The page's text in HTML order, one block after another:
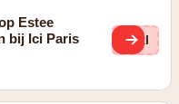
Estee
bij Ici Paris
FRl